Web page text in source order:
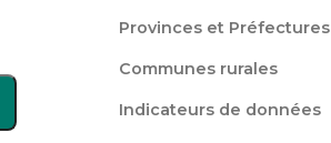
Provinces et Préfectures
Communes rurales
Indicateurs de données